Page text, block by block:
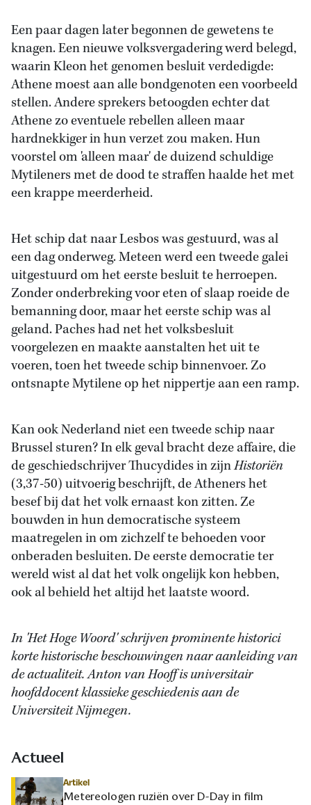
Een paar dagen later begonnen de gewetens te
knagen. Een nieuwe volksvergadering werd belegd,
waarin Kleon het genomen besluit verdedigde:
Athene moest aan alle bondgenoten een voorbeeld
stellen. Andere sprekers betoogden echter dat
Athene zo eventuele rebellen alleen maar
hardnekkiger in hun verzet zou maken. Hun
voorstel om 'alleen maar' de duizend schuldige
Mytileners met de dood te straffen haalde het met
een krappe meerderheid.
Het schip dat naar Lesbos was gestuurd, was al
een dag onderweg. Meteen werd een tweede galei
uitgestuurd om het eerste besluit te herroepen.
Zonder onderbreking voor eten of slaap roeide de
bemanning door, maar het eerste schip was al
geland. Paches had net het volksbesluit
voorgelezen en maakte aanstalten het uit te
voeren, toen het tweede schip binnenvoer. Zo
ontsnapte Mytilene op het nippertje aan een ramp.
Kan ook Nederland niet een tweede schip naar
Brussel sturen? In elk geval bracht deze affaire, die
de geschiedschrijver Thucydides in zijnHistoriën
(3,37-50) uitvoerig beschrijft, de Atheners het
besef bij dat het volk ernaast kon zitten. Ze
bouwden in hun democratische systeem
maatregelen in om zichzelf te behoeden voor
onberaden besluiten. De eerste democratie ter
wereld wist al dat het volk ongelijk kon hebben,
ook al behield het altijd het laatste woord.
In 'Het Hoge Woord' schrijven prominente historici
korte historische beschouwingen naar aanleiding van
de actualiteit. Anton van Hooff is universitair
hoofddocent klassieke geschiedenis aan de
Universiteit Nijmegen.
Actueel
Artikel
Metereologen ruziën over D-Day in film